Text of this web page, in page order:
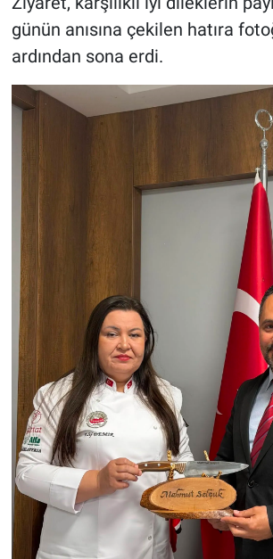
günün anısına çekilen hatıra
ardından sona erdi.